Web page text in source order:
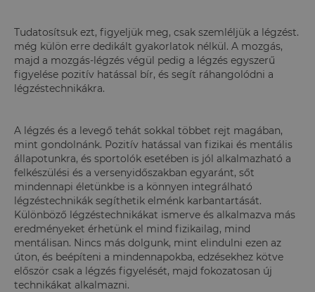
Tudatosítsuk ezt, figyeljük meg, csak szemléljük a légzést.
még külön erre dedikált gyakorlatok nélkül. A mozgás,
majd a mozgás-légzés végül pedig a légzés egyszerű
figyelése pozitív hatással bír, és segít ráhangolódni a
légzéstechnikákra.
A légzés és a levegő tehát sokkal többet rejt magában,
mint gondolnánk. Pozitív hatással van fizikai és mentális
állapotunkra, és sportolók esetében is jól alkalmazható a
felkészülési és a versenyidőszakban egyaránt, sőt
mindennapi életünkbe is a könnyen integrálható
légzéstechnikák segíthetik elménk karbantartását.
Különböző légzéstechnikákat ismerve és alkalmazva más
eredményeket érhetünk el mind fizikailag, mind
mentálisan. Nincs más dolgunk, mint elindulni ezen az
úton, és beépíteni a mindennapokba, edzésekhez kötve
először csak a légzés figyelését, majd fokozatosan új
technikákat alkalmazni.